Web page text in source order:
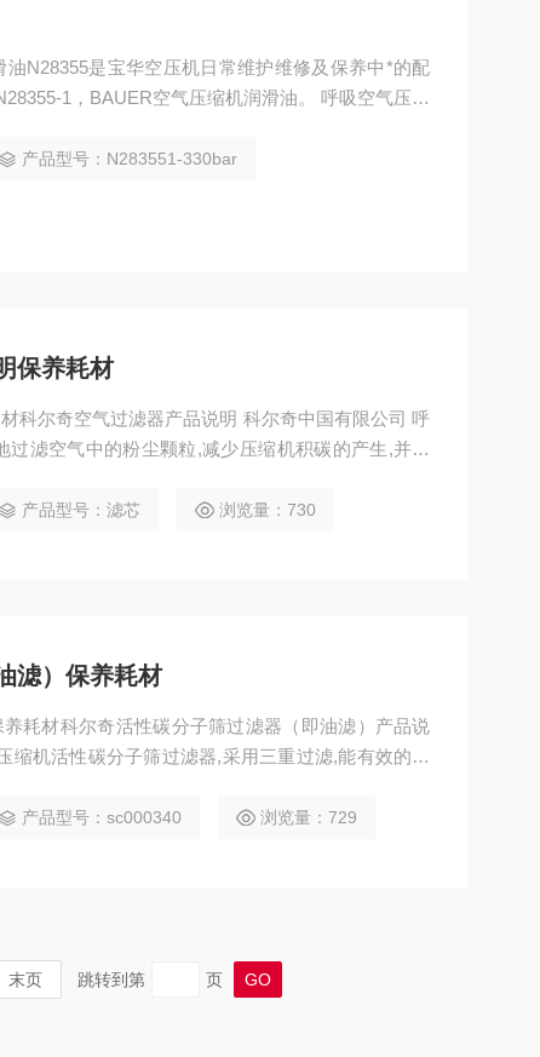
N28355是宝华空压机日常维护维修及保养中*的配
1，BAUER空气压缩机润滑油。 呼吸空气压缩
的作用。宝华润滑油N22138-1是宝华一升装的润滑
产品型号：N283551-330bar
保养耗材
科尔奇空气过滤器产品说明 科尔奇中国有限公司 呼
滤空气中的粉尘颗粒,减少压缩机积碳的产生,并大
产品型号：滤芯 浏览量：730
滤）保养耗材
耗材科尔奇活性碳分子筛过滤器（即油滤）产品说
产品型号：sc000340 浏览量：729
末页 跳转到第 页